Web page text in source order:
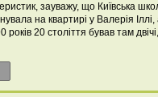
зауважу, що Київська
на квартирі у Валерія
років 20 століття бував там